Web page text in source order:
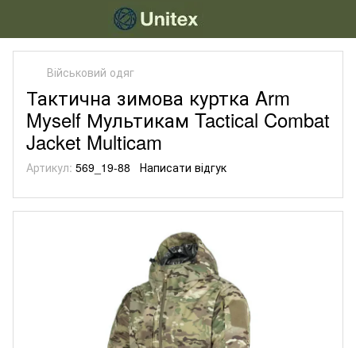
Військовий одяг
Тактична зимова куртка Arm
Myself Мультикам Tactical Combat
Jacket Multicam
Артикул: 569_19-88 Написати відгук